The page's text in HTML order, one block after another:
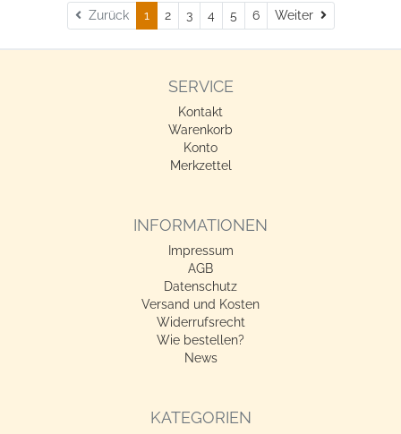
Zurück 1 2 3 4 5 6 Weiter Weiter
SERVICE
Kontakt
Warenkorb
Konto
Merkzettel
INFORMATIONEN
Impressum
AGB
Datenschutz
Versand und Kosten
Widerrufsrecht
Wie bestellen?
News
KATEGORIEN